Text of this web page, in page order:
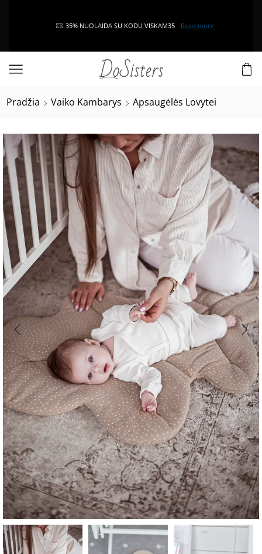
35% NUOLAIDA SU KODU VISKAM35 Read more
Pradžia Vaiko Kambarys Apsaugėlės Lovytei